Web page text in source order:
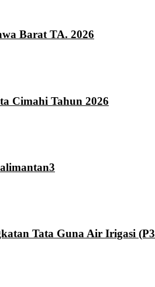
Barat TA. 2026
Cimahi Tahun 2026
Tata Guna Air Irigasi